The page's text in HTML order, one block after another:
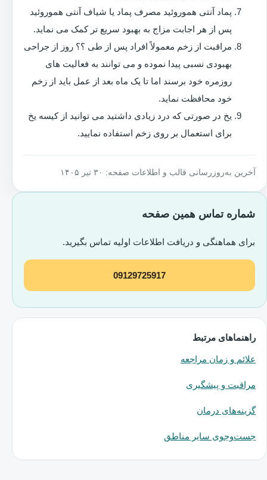
پماد آنتی هموروئید مصرف پماد یا شیاف آنتی هموروئید
پس از هر اجابت مزاج به بهبود سریع تر کمک می نماید.
مراقبت از زخم معمولاً افراد پس از طی ؟؟ روز از جراحی
بهبودی نسبی پیدا نموده و می توانند به فعالیت های
روزمره خود برسند اما تا یک ماه بعد از عمل باید از زخم
خود محافظت نماید.
یخ در صورتی که درد زیادی داشتید می توانید از کیسه یخ
برای استعمال بر روی زخم استفاده نمایید.
آخرین به‌روزرسانی قالب و اطلاعات صفحه: ۳۰ تیر ۱۴۰۵
شماره تماس همین صفحه
برای هماهنگی و دریافت اطلاعات اولیه تماس بگیرید.
09129725917
راهنماهای مرتبط
علائم و زمان مراجعه
مراقبت و پیشگیری
گزینه‌های درمان
جست‌وجوی سایر مناطق